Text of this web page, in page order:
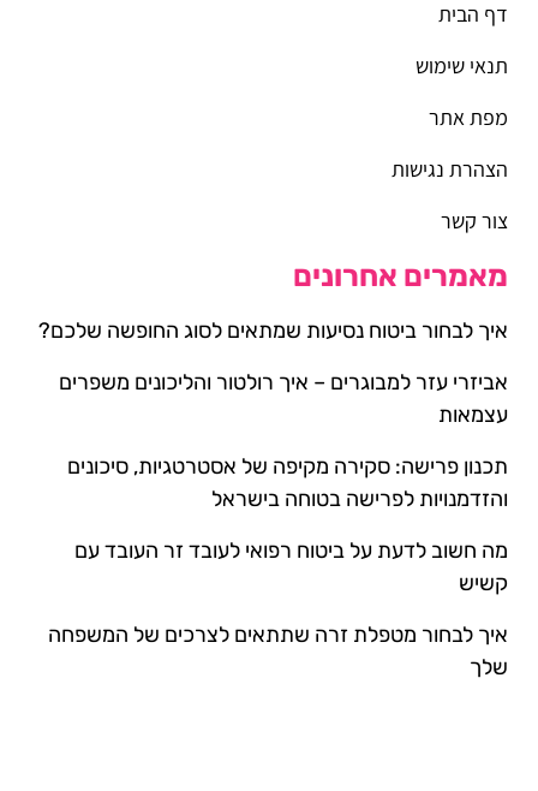
דף הבית
תנאי שימוש
מפת אתר
הצהרת נגישות
צור קשר
מאמרים אחרונים
איך לבחור ביטוח נסיעות שמתאים לסוג החופשה שלכם?
אביזרי עזר למבוגרים – איך רולטור והליכונים משפרים
עצמאות
תכנון פרישה: סקירה מקיפה של אסטרטגיות, סיכונים
והזדמנויות לפרישה בטוחה בישראל
מה חשוב לדעת על ביטוח רפואי לעובד זר העובד עם
קשיש
איך לבחור מטפלת זרה שתתאים לצרכים של המשפחה
שלך